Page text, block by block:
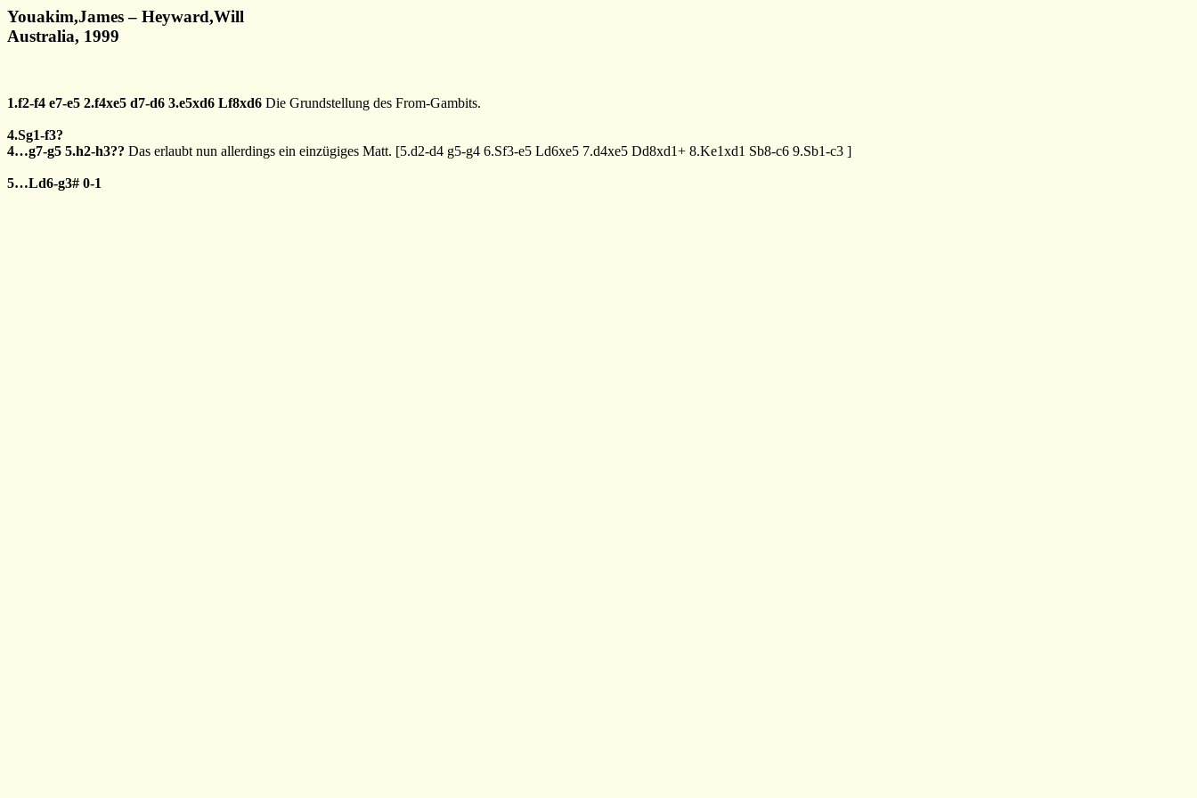
Youakim,James – Heyward,Will
Australia, 1999
1.f2-f4 e7-e5 2.f4xe5 d7-d6 3.e5xd6 Lf8xd6 Die Grundstellung des From-Gambits.
4.Sg1-f3?
4…g7-g5 5.h2-h3?? Das erlaubt nun allerdings ein einzügiges Matt. [5.d2-d4 g5-g4 6.Sf3-e5 Ld6xe5 7.d4xe5 Dd8xd1+ 8.Ke1xd1 Sb8-c6 9.Sb1-c3 ]
5…Ld6-g3# 0-1